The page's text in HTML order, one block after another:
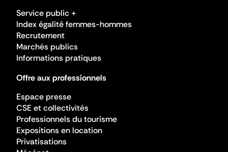
Service public +
Index égalité femmes-hommes
Recrutement
Marchés publics
Informations pratiques
Offre aux professionnels
Espace presse
CSE et collectivités
Professionnels du tourisme
Expositions en location
Privatisations